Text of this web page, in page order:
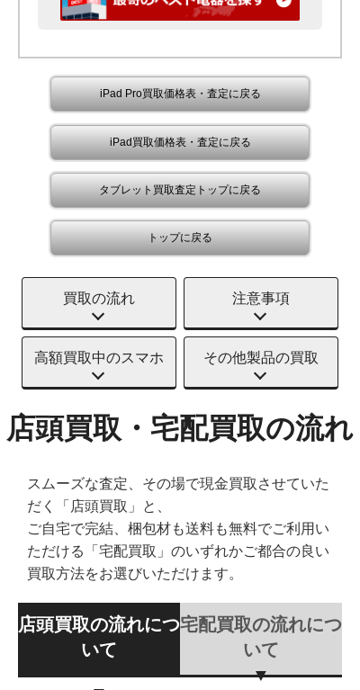
iPad Pro買取価格表・査定に戻る
iPad買取価格表・査定に戻る
タブレット買取査定トップに戻る
トップに戻る
買取の流れ 注意事項
高額買取中のスマホ その他製品の買取
店頭買取・宅配買取の流れ
スムーズな査定、その場で現金買取させていた
だく「店頭買取」と、
ご自宅で完結、梱包材も送料も無料でご利用い
ただける「宅配買取」のいずれかご都合の良い
買取方法をお選びいただけます。
店頭買取の流れにつ
いて
宅配買取の流れにつ
いて